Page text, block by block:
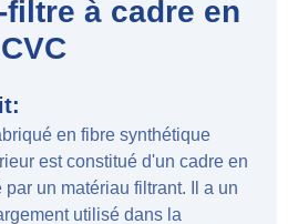
filtre à cadre en
en fibre synthétique
est constitué d'un cadre en
un matériau filtrant. Il a un
utilisé dans la